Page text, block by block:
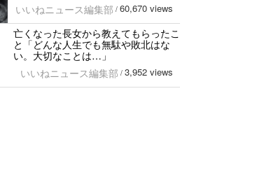
いいねニュース編集部 / 60,670 views
亡くなった長女から教えてもらったこ
と「どんな人生でも無駄や敗北はな
い。大切なことは…」
いいねニュース編集部 / 3,952 views